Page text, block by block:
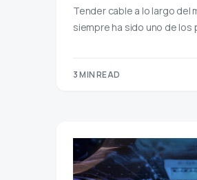
Tender cable a lo largo del
siempre ha sido uno de los
3 MIN READ